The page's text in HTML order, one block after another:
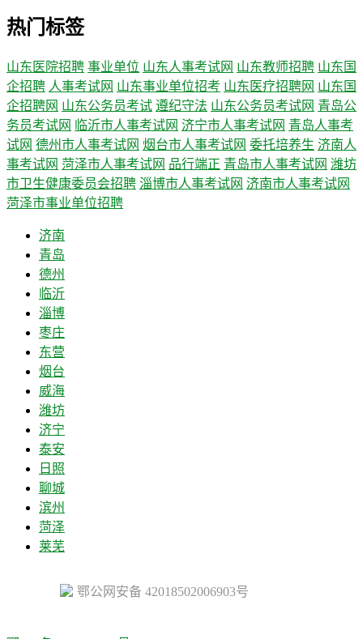
热门标签
山东医院招聘 事业单位 山东人事考试网 山东教师招聘 山东国
企招聘 人事考试网 山东事业单位招考 山东医疗招聘网 山东国
企招聘网 山东公务员考试 遵纪守法 山东公务员考试网 青岛公
务员考试网
临沂市人事考试网 济宁市人事考试网 青岛人事考
试网 德州市人事考试网 烟台市人事考试网 委托培养生 济南人
事考试网 菏泽市人事考试网 品行端正 青岛市人事考试网 潍坊
市卫生健康委员会招聘 淄博市人事考试网 济南市人事考试网
菏泽市事业单位招聘
济南
青岛
德州
临沂
淄博
枣庄
东营
烟台
威海
潍坊
济宁
泰安
日照
聊城
滨州
菏泽
莱芜
鄂公网安备 42018502006903号